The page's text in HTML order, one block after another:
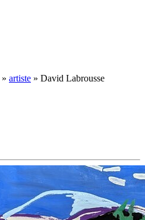
» artiste » David Labrousse